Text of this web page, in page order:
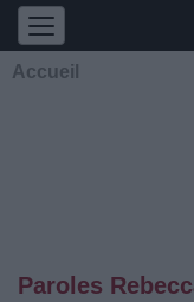
Accueil
Paroles